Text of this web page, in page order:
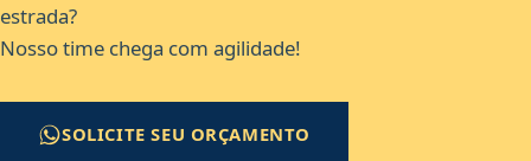
estrada?
Nosso time chega com agilidade!
SOLICITE SEU ORÇAMENTO